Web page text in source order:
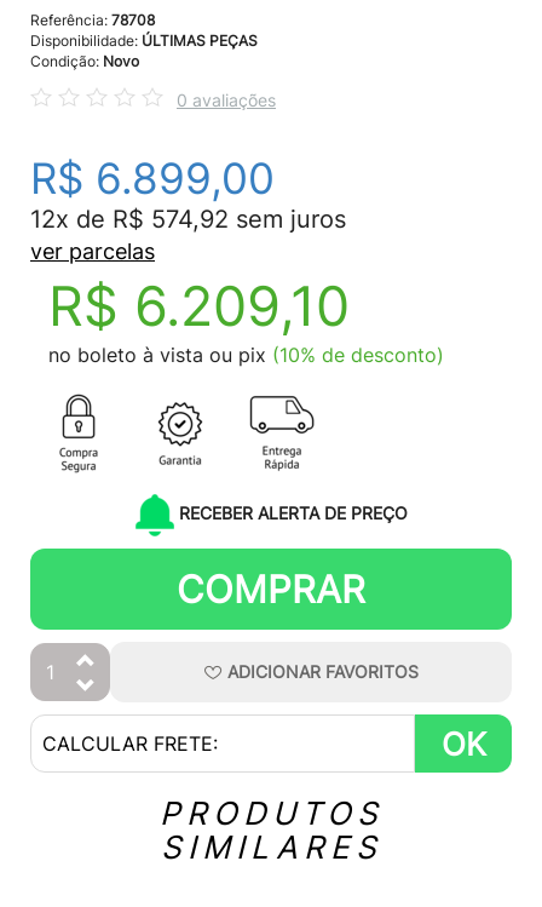
Referência: 78708
Disponibilidade: ÚLTIMAS PEÇAS
Condição: Novo
0 avaliações
R$ 6.899,00
12x de R$ 574,92 sem juros
ver parcelas
R$ 6.209,10
no boleto à vista ou pix (10% de desconto)
RECEBER ALERTA DE PREÇO
COMPRAR
ADICIONAR FAVORITOS
OK
PRODUTOS
SIMILARES